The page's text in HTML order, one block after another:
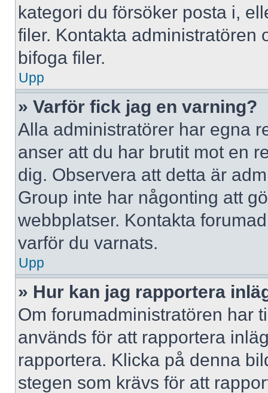
kategori du försöker posta i,
filer. Kontakta administratören
bifoga filer.
Upp
» Varför fick jag en varning?
Alla administratörer har egna
anser att du har brutit mot en
dig. Observera att detta är
Group inte har någonting att
webbplatser. Kontakta
varför du varnats.
Upp
» Hur kan jag rapportera
Om forumadministratören har
används för att rapportera
rapportera. Klicka på denna
stegen som krävs för att